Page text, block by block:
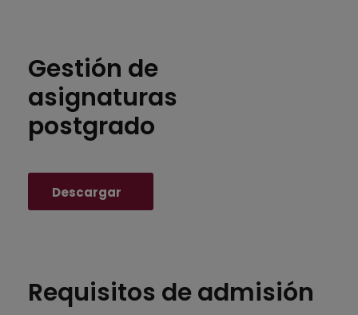
Gestión de
asignaturas
postgrado
Descargar
Requisitos de admisión